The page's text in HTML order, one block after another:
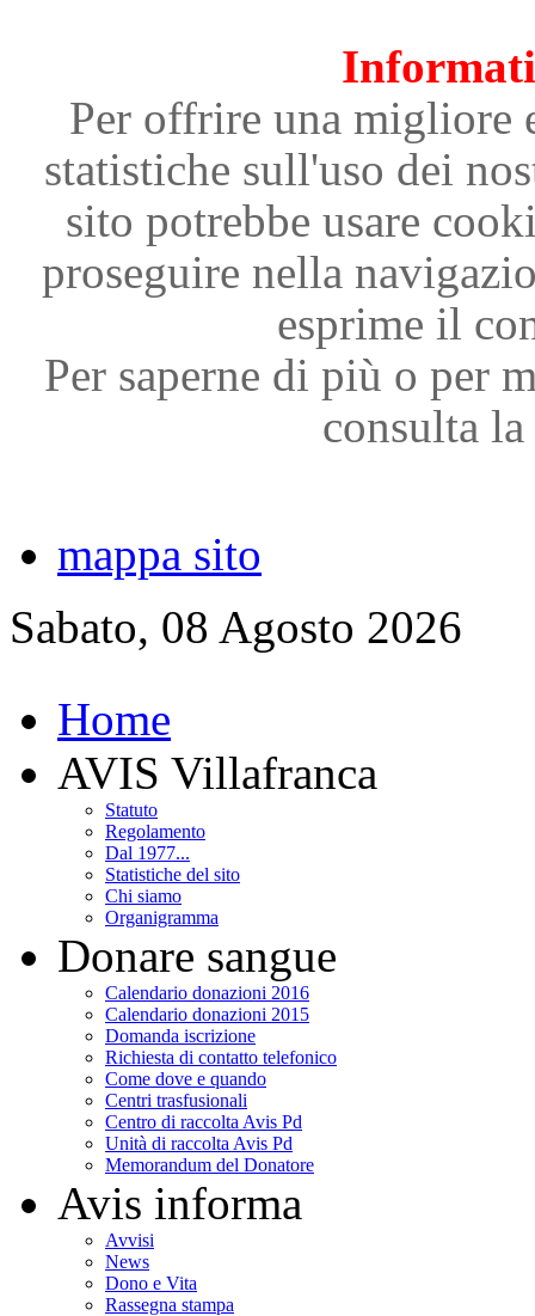
Per offrire una migliore
statistiche sull'uso dei
sito potrebbe usare
proseguire nella
esprime il
Per saperne di più o per
consulta
mappa sito
Sabato, 08 Agosto 2026
Home
AVIS Villafranca
Statuto
Regolamento
Dal 1977...
Statistiche del sito
Chi siamo
Organigramma
Donare sangue
Calendario donazioni 2016
Calendario donazioni 2015
Domanda iscrizione
Richiesta di contatto telefonico
Come dove e quando
Centri trasfusionali
Centro di raccolta Avis Pd
Unità di raccolta Avis Pd
Memorandum del Donatore
Avis informa
Avvisi
News
Dono e Vita
Rassegna stampa